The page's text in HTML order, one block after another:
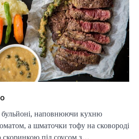
бульйоні, наповнюючи кухню
а шматочки тофу на сковороді